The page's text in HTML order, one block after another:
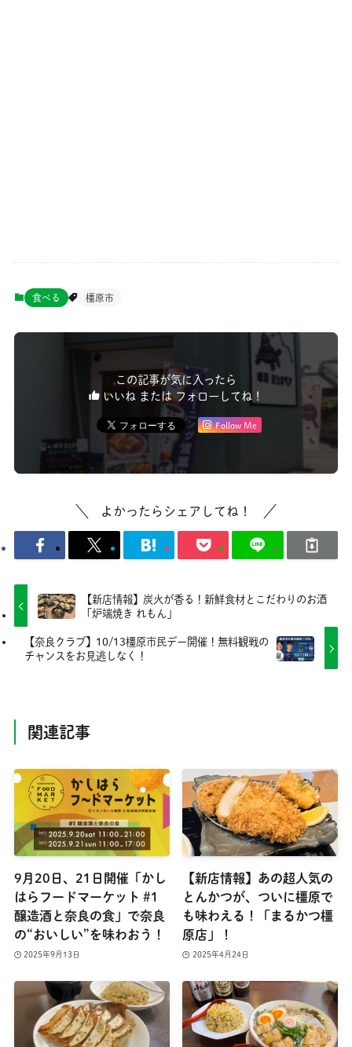
食べる 橿原市
この記事が気に入ったら
いいね または フォローしてね！
Follow Me
よかったらシェアしてね！
【新店情報】炭火が香る！新鮮食材とこだわりのお酒
「炉端焼き れもん」
【奈良クラブ】10/13橿原市民デー開催！無料観戦の
チャンスをお見逃しなく！
関連記事
9月20日、21日開催「かし
はらフードマーケット #1
醸造酒と奈良の食」で奈良
の“おいしい”を味わおう！
2025年9月13日
【新店情報】あの超人気の
とんかつが、ついに橿原で
も味わえる！「まるかつ橿
原店」！
2025年4月24日